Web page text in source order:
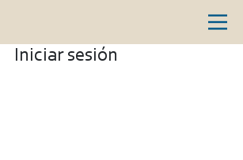
Iniciar sesión